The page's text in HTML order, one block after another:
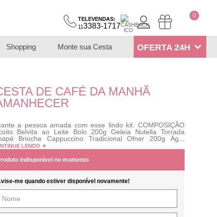
0
TELEVENDAS:
113383-1717
Shopping Monte sua Cesta OFERTA 24H
DE CAFÉ DA MANHÃ
a pessoa amada com esse lindo kit. COMPOSIÇÃO
Belvita ao Leite Bolo 200g Geleia Nutella Torrada
Brioche Cappuccino Tradicional Ofner 200g Ág...
LENDO ▼
indisponível no momento
me quando estiver disponível novamente!